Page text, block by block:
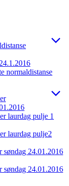
normaldistanse
laurdag pulje 1
laurdag pulje2
søndag 24.01.2016
søndag 24.01.2016